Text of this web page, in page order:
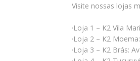
Visite nossas lojas
·Loja 1 – K2 Vila
·Loja 2 – K2
·Loja 3 – K2 Brás: